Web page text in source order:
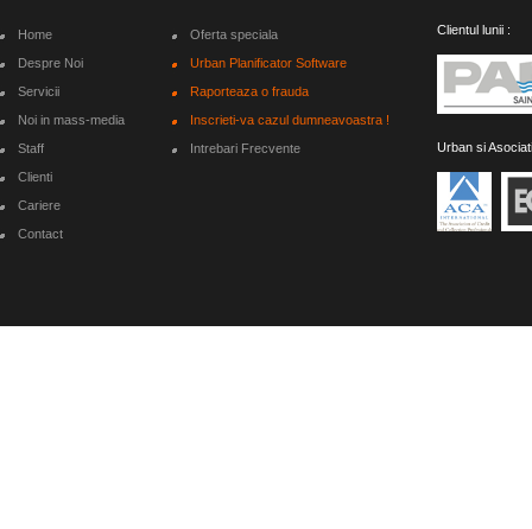
Home
Despre Noi
Servicii
Noi in mass-media
Staff
Clienti
Cariere
Contact
Oferta speciala
Urban Planificator Software
Raporteaza o frauda
Inscrieti-va cazul dumneavoastra !
Intrebari Frecvente
Clientul lunii :
Urban si